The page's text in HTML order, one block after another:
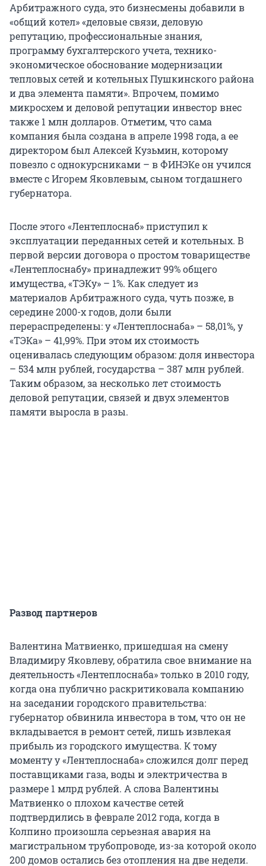
Арбитражного суда, это бизнесмены добавили в
«общий котел» «деловые связи, деловую
репутацию, профессиональные знания,
программу бухгалтерского учета, технико-
экономическое обоснование модернизации
тепловых сетей и котельных Пушкинского района
и два элемента памяти». Впрочем, помимо
микросхем и деловой репутации инвестор внес
также 1 млн долларов. Отметим, что сама
компания была создана в апреле 1998 года, а ее
директором был Алексей Кузьмин, которому
повезло с однокурсниками – в ФИНЭКе он учился
вместе с Игорем Яковлевым, сыном тогдашнего
губернатора.
После этого «Лентеплоснаб» приступил к
эксплуатации переданных сетей и котельных. В
первой версии договора о простом товариществе
«Лентеплоснабу» принадлежит 99% общего
имущества, «ТЭКу» – 1%. Как следует из
материалов Арбитражного суда, чуть позже, в
середине 2000-х годов, доли были
перераспределены: у «Лентеплоснаба» – 58,01%, у
«ТЭКа» – 41,99%. При этом их стоимость
оценивалась следующим образом: доля инвестора
– 534 млн рублей, государства – 387 млн рублей.
Таким образом, за несколько лет стоимость
деловой репутации, связей и двух элементов
памяти выросла в разы.
Развод партнеров
Валентина Матвиенко, пришедшая на смену
Владимиру Яковлеву, обратила свое внимание на
деятельность «Лентеплоснаба» только в 2010 году,
когда она публично раскритиковала компанию
на заседании городского правительства:
губернатор обвинила инвестора в том, что он не
вкладывается в ремонт сетей, лишь извлекая
прибыль из городского имущества. К тому
моменту у «Лентеплоснаба» сложился долг перед
поставщиками газа, воды и электричества в
размере 1 млрд рублей. А слова Валентины
Матвиенко о плохом качестве сетей
подтвердились в феврале 2012 года, когда в
Колпино произошла серьезная авария на
магистральном трубопроводе, из-за которой около
200 домов остались без отопления на две недели.